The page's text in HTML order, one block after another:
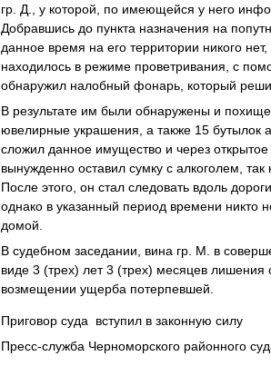
гр. Д., у которой, по имеющейся у него
Добравшись до пункта назначения на
данное время на его территории никого
находилось в режиме проветривания, с
обнаружил налобный фонарь, который
В результате им были обнаружены и
ювелирные украшения, а также 15 бутылок
сложил данное имущество и через
вынужденно оставил сумку с алкоголем,
После этого, он стал следовать вдоль
однако в указанный период времени никто
домой.
В судебном заседании, вина гр. М. в
виде 3 (трех) лет 3 (трех) месяцев
возмещении ущерба потерпевшей.
Приговор суда вступил в законную силу
Пресс-служба Черноморского районного